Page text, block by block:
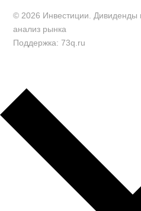
© 2026 Инвестиции. Дивиденды
анализ рынка
Поддержка: 73q.ru